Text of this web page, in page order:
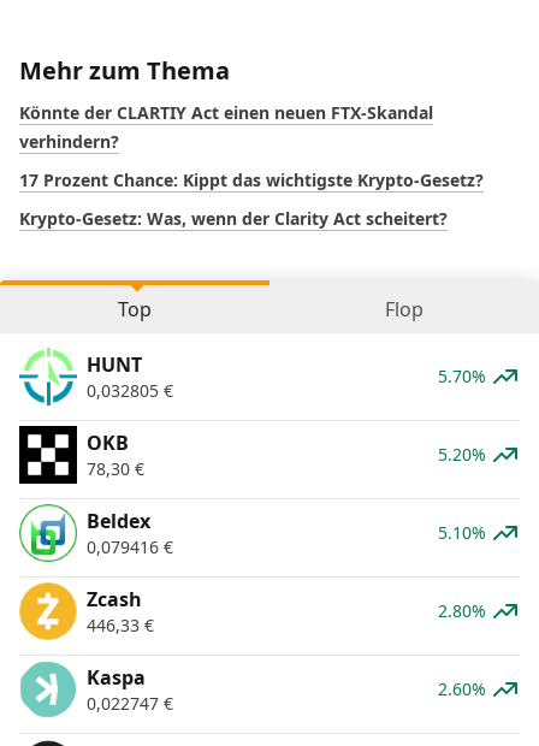
Mehr zum Thema
Könnte der CLARTIY Act einen neuen FTX-Skandal
verhindern?
17 Prozent Chance: Kippt das wichtigste Krypto-Gesetz?
Krypto-Gesetz: Was, wenn der Clarity Act scheitert?
Top Flop
HUNT
0,032805 €
5.70%
OKB
78,30 €
5.20%
Beldex
0,079416 €
5.10%
Zcash
446,33 €
2.80%
Kaspa
0,022747 €
2.60%